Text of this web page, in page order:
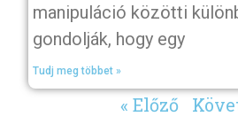
manipuláció közötti
gondolják, hogy egy
Tudj meg többet »
« Előző